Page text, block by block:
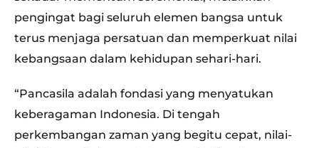
pengingat bagi seluruh elemen bangsa untuk
terus menjaga persatuan dan memperkuat nilai
kebangsaan dalam kehidupan sehari-hari.
“Pancasila adalah fondasi yang menyatukan
keberagaman Indonesia. Di tengah
perkembangan zaman yang begitu cepat, nilai-